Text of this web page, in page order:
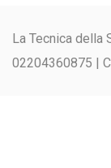
La Tecnica della
02204360875 |